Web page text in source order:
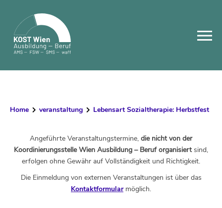
content
Home veranstaltung Lebensart Sozialtherapie: Herbstfest
Angeführte Veranstaltungstermine, die nicht von der
Koordinierungsstelle Wien Ausbildung – Beruf organisiertsind,
erfolgen ohne Gewähr auf Vollständigkeit und Richtigkeit.
Die Einmeldung von externen Veranstaltungen ist über das
Kontaktformularmöglich.